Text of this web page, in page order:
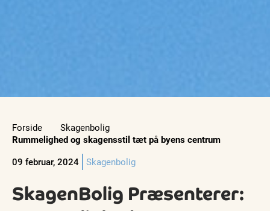
Forside
Skagenbolig
Rummelighed og skagensstil tæt på byens centrum
09 februar, 2024 Skagenbolig
SkagenBolig Præsenterer: